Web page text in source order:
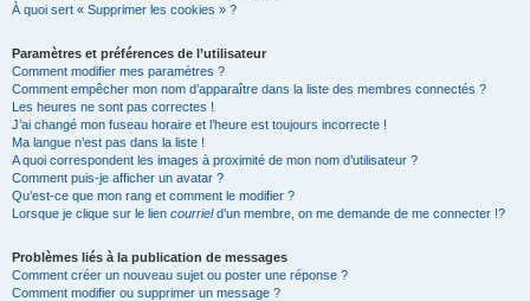
À quoi sert « Supprimer les cookies » ?
Paramètres et préférences de l’utilisateur
Comment modifier mes paramètres ?
Comment empêcher mon nom d’apparaître dans la liste des membres connectés ?
Les heures ne sont pas correctes !
J’ai changé mon fuseau horaire et l’heure est toujours incorrecte !
Ma langue n’est pas dans la liste !
A quoi correspondent les images à proximité de mon nom d’utilisateur ?
Comment puis-je afficher un avatar ?
Qu’est-ce que mon rang et comment le modifier ?
Lorsque je clique sur le lien courrield’un membre, on me demande de me connecter !?
Problèmes liés à la publication de messages
Comment créer un nouveau sujet ou poster une réponse ?
Comment modifier ou supprimer un message ?